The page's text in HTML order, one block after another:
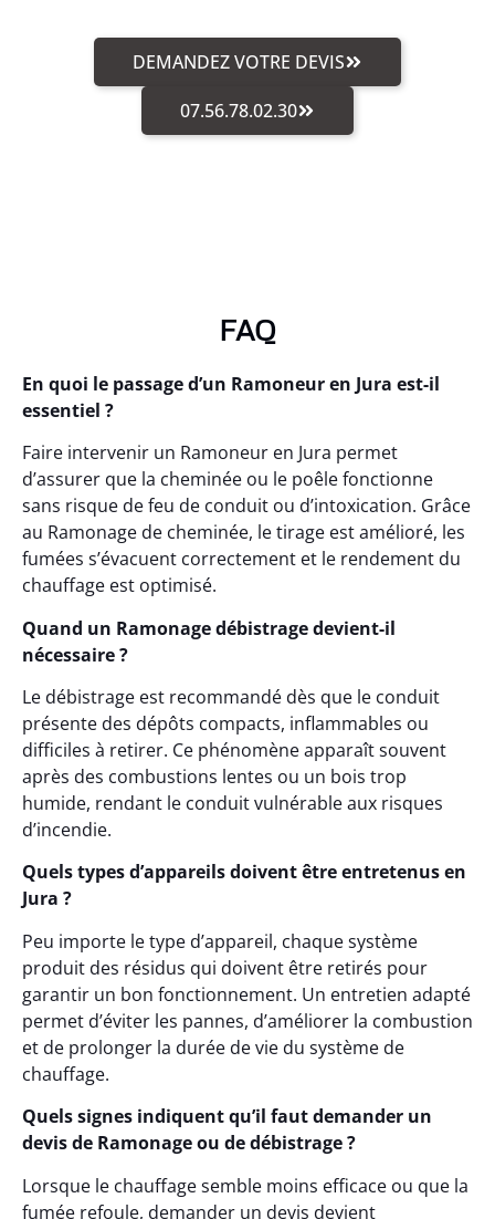
DEMANDEZ VOTRE DEVIS
07.56.78.02.30
FAQ
En quoi le passage d’un Ramoneur en Jura est-il
essentiel ?
Faire intervenir un Ramoneur en Jura permet
d’assurer que la cheminée ou le poêle fonctionne
sans risque de feu de conduit ou d’intoxication. Grâce
au Ramonage de cheminée, le tirage est amélioré, les
fumées s’évacuent correctement et le rendement du
chauffage est optimisé.
Quand un Ramonage débistrage devient-il
nécessaire ?
Le débistrage est recommandé dès que le conduit
présente des dépôts compacts, inflammables ou
difficiles à retirer. Ce phénomène apparaît souvent
après des combustions lentes ou un bois trop
humide, rendant le conduit vulnérable aux risques
d’incendie.
Quels types d’appareils doivent être entretenus en
Jura ?
Peu importe le type d’appareil, chaque système
produit des résidus qui doivent être retirés pour
garantir un bon fonctionnement. Un entretien adapté
permet d’éviter les pannes, d’améliorer la combustion
et de prolonger la durée de vie du système de
chauffage.
Quels signes indiquent qu’il faut demander un
devis de Ramonage ou de débistrage ?
Lorsque le chauffage semble moins efficace ou que la
fumée refoule, demander un devis devient